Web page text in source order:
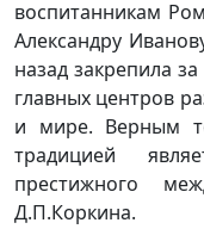
воспитанникам
Александру
назад закрепила
главных центров
и мире. Верным
традицией
престижного
Д.П.Коркина.